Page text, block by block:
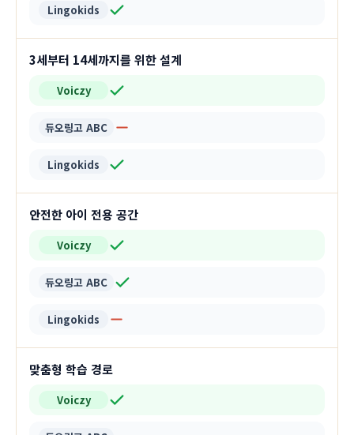
Lingokids
3세부터 14세까지를 위한 설계
Voiczy
듀오링고 ABC
Lingokids
안전한 아이 전용 공간
Voiczy
듀오링고 ABC
Lingokids
맞춤형 학습 경로
Voiczy